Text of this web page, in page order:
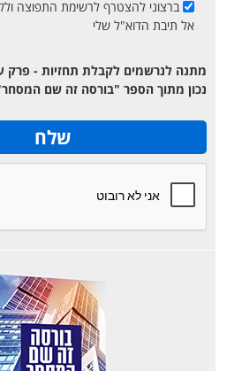
ברצוני להצטרף לרשימת התפוצה
אל תיבת הדוא"ל שלי
מתנה לנרשמים לקבלת תחזיות - פרק
נכון מתוך הספר "בורסה זה שם